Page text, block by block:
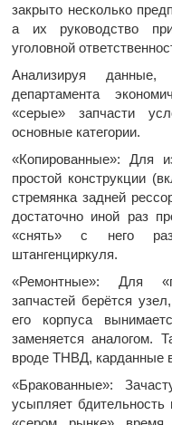
закрыто несколько
а их руководство
уголовной
Анализируя данные,
департамента
«серые» запчасти
основные категории.
«Копированные»: Для
простой конструкции
стремянка задней
достаточно иной раз
«снять» с него
штангенциркуля.
«Ремонтные»: Для
запчастей берётся
его корпуса
заменяется аналогом.
вроде ТНВД, карданные
«Бракованные»:
усыпляет